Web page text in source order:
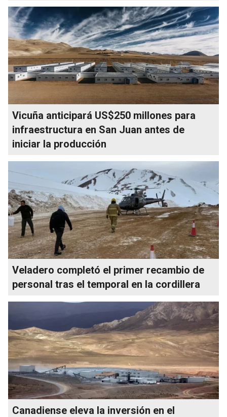
Vicuña anticipará US$250 millones para
infraestructura en San Juan antes de
iniciar la producción
Veladero completó el primer recambio de
personal tras el temporal en la cordillera
Canadiense eleva la inversión en el